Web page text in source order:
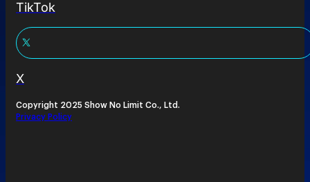
TikTok
X
Copyright 2025 Show No Limit Co., Ltd.
Privacy Policy